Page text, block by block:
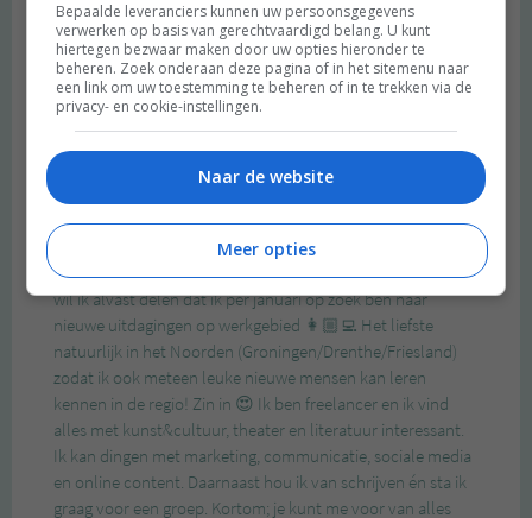
Bepaalde leveranciers kunnen uw persoonsgegevens
verwerken op basis van gerechtvaardigd belang. U kunt
hiertegen bezwaar maken door uw opties hieronder te
beheren. Zoek onderaan deze pagina of in het sitemenu naar
een link om uw toestemming te beheren of in te trekken via de
privacy- en cookie-instellingen.
Naar de website
Meer opties